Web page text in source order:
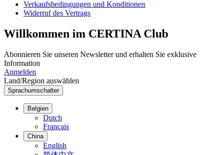
Verkaufsbedingungen und Konditionen
Widerruf des Vertrags
Willkommen im CERTINA Club
Abonnieren Sie unseren Newsletter und erhalten Sie exklusive
Information
Anmelden
Land/Region auswählen
Sprachumschalter
Belgien
Dutch
Français
China
English